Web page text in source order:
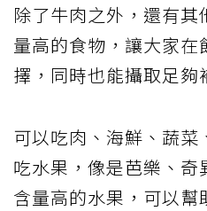
除了牛肉之外，還有
量高的食物，讓大家在
擇，同時也能攝取足夠
可以吃肉、海鮮、蔬
吃水果，像是芭樂、奇
含量高的水果，可以幫